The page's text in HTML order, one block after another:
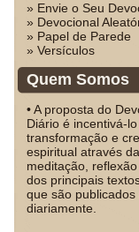
» Envie o Seu
» Devocional
» Papel de Parede
» Versículos
Quem Somos
• A proposta do
Diário é incentivá-
transformação e
espiritual através
meditação,
dos principais
que são publicados
diariamente.